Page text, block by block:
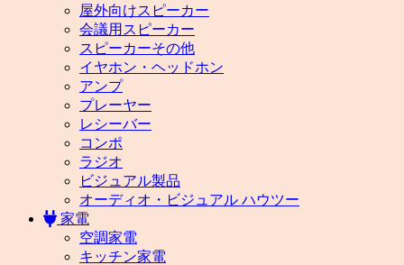
屋外向けスピーカー
会議用スピーカー
スピーカーその他
イヤホン・ヘッドホン
アンプ
プレーヤー
レシーバー
コンポ
ラジオ
ビジュアル製品
オーディオ・ビジュアル ハウツー
家電
空調家電
キッチン家電